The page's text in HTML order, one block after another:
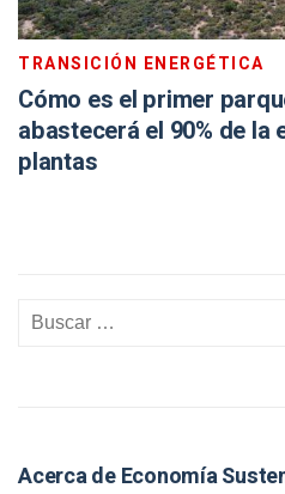
TRANSICIÓN ENERGÉTICA
Cómo es el primer
abastecerá el 90% de la
plantas
Acerca de Economía